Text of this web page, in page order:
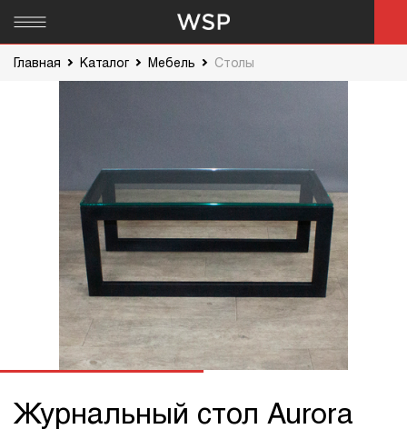
Главная Каталог Мебель Столы
Журнальный стол Aurora